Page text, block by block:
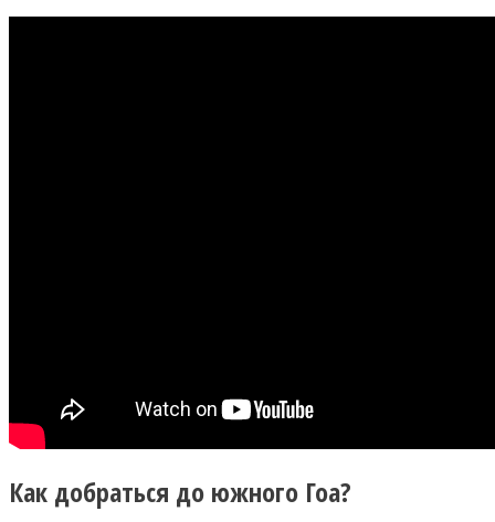
Как добраться до южного Гоа?